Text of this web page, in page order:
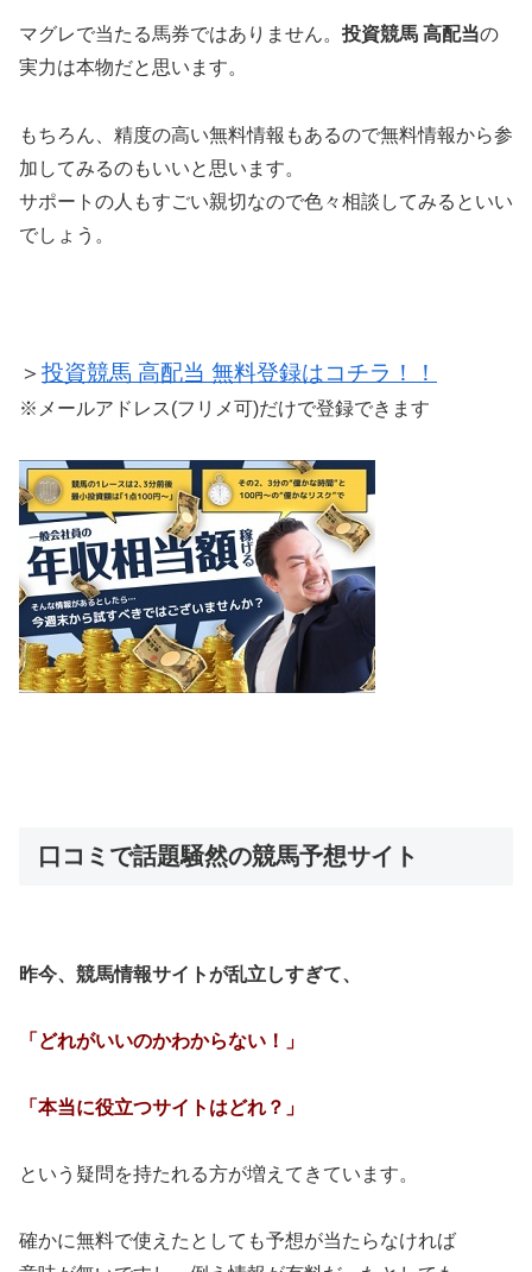
マグレで当たる馬券ではありません。 投資競馬 高配当の
実力は本物だと思います。
もちろん、精度の高い無料情報もあるので無料情報から参
加してみるのもいいと思います。
サポートの人もすごい親切なので色々相談してみるといい
でしょう。
＞ 投資競馬 高配当 無料登録はコチラ！！
※メールアドレス(フリメ可)だけで登録できます
口コミで話題騒然の競馬予想サイト
昨今、競馬情報サイトが乱立しすぎて、
「どれがいいのかわからない！」
「本当に役立つサイトはどれ？」
という疑問を持たれる方が増えてきています。
確かに無料で使えたとしても予想が当たらなければ